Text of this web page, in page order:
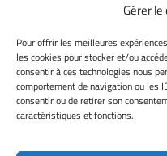
Gérer
Pour offrir les meilleures
les cookies pour stocker et/ou
consentir à ces technologies nous
comportement de navigation ou les
consentir ou de retirer son
caractéristiques et fonctions.
Gérer mes
Déclaration de
Politique des
Avertissement
Télécharger le